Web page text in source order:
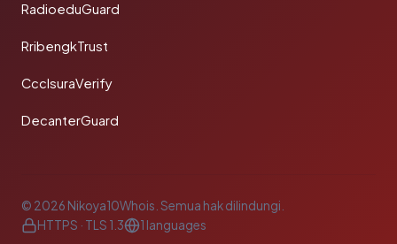
RadioeduGuard
RribengkTrust
CcclsuraVerify
DecanterGuard
© 2026 Nikoya10Whois. Semua hak dilindungi.
HTTPS · TLS 1.3
1 languages